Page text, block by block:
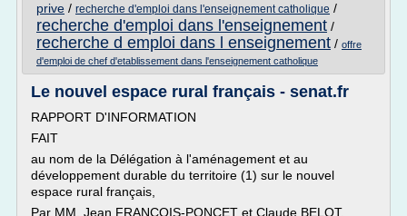
prive / recherche d'emploi dans l'enseignement catholique /
recherche d'emploi dans l'enseignement /
recherche d emploi dans l enseignement / offre
d'emploi de chef d'etablissement dans l'enseignement catholique
Le nouvel espace rural français - senat.fr
RAPPORT D'INFORMATION
FAIT
au nom de la Délégation à l'aménagement et au
développement durable du territoire (1) sur le nouvel
espace rural français,
Par MM. Jean FRANÇOIS-PONCET et Claude BELOT,